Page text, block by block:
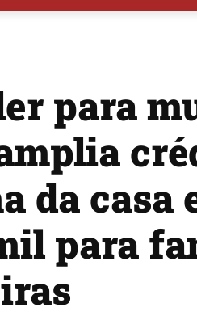
para
da casa
para